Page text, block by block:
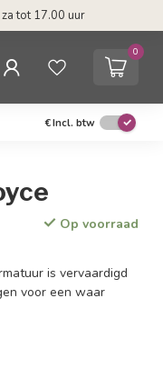
tot 17.00 uur
0
€Incl. btw
Op voorraad
is vervaardigd
voor een waar